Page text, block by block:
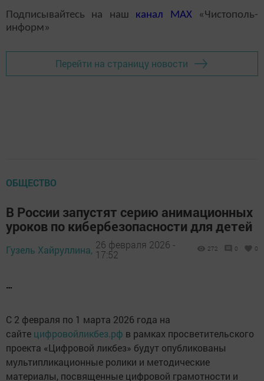
Подписывайтесь на наш канал MAX«Чистополь-
информ»
Перейти на страницу новости
ОБЩЕСТВО
В России запустят серию анимационных
уроков по кибербезопасности для детей
Гузель Хайруллина, 26 февраля 2026 -
17:52
272 0 0
…
С 2 февраля по 1 марта 2026 года на
сайте цифровойликбез.рф в рамках просветительского
проекта «Цифровой ликбез» будут опубликованы
мультипликационные ролики и методические
материалы, посвященные цифровой грамотности и